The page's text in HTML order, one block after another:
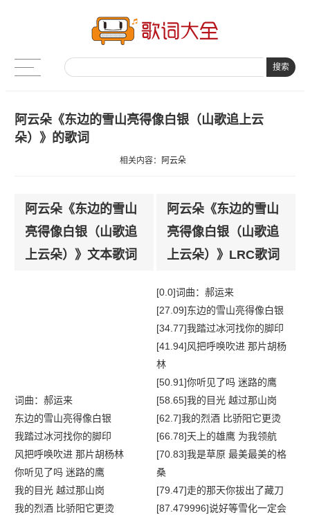
搜索
阿云朵《东边的雪山亮得像白银（山歌追上云
朵）》的歌词
相关内容： 阿云朵
阿云朵《东边的雪山
亮得像白银（山歌追
上云朵）》文本歌词
阿云朵《东边的雪山
亮得像白银（山歌追
上云朵）》LRC歌词
词曲：郝运来
东边的雪山亮得像白银
我踏过冰河找你的脚印
风把呼唤吹进 那片胡杨林
你听见了吗 迷路的鹰
我的目光 越过那山岗
我的烈酒 比骄阳它更烫
[0.0]词曲：郝运来
[27.09]东边的雪山亮得像白银
[34.77]我踏过冰河找你的脚印
[41.94]风把呼唤吹进 那片胡杨
林
[50.91]你听见了吗 迷路的鹰
[58.65]我的目光 越过那山岗
[62.7]我的烈酒 比骄阳它更烫
[66.78]天上的雄鹰 为我领航
[70.83]我是草原 最美最美的格
桑
[79.47]走的那天你拔出了藏刀
[87.479996]说好等雪化一定会